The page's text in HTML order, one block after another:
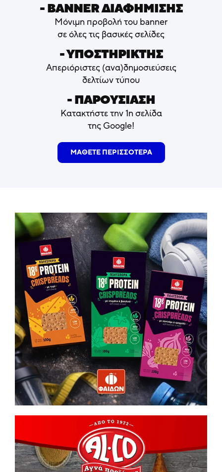
- ΒΑNNER ΔΙΑΦΗΜΙΣΗΣ
Μόνιμη προβολή του banner
σε όλες τις βασικές σελίδες
- ΥΠΟΣΤΗΡΙΚΤΗΣ
Απεριόριστες (ανα)δημοσιεύσεις
δελτίων τύπου
- ΠΑΡΟΥΣΙΑΣΗ
Κατακτήστε την 1η σελίδα
της Google!
ΜΑΘΕΤΕ ΠΕΡΙΣΣΟΤΕΡΑ